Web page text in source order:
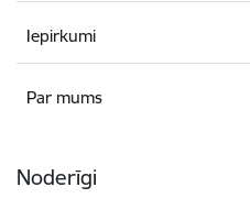
Iepirkumi
Par mums
Noderīgi